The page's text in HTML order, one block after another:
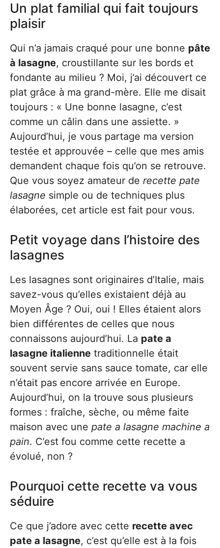
Un plat familial qui fait toujours
plaisir
Qui n’a jamais craqué pour une bonne pâte
à lasagne, croustillante sur les bords et
fondante au milieu ? Moi, j’ai découvert ce
plat grâce à ma grand-mère. Elle me disait
toujours : « Une bonne lasagne, c’est
comme un câlin dans une assiette. »
Aujourd’hui, je vous partage ma version
testée et approuvée – celle que mes amis
demandent chaque fois qu’on se retrouve.
Que vous soyez amateur de recette pate
lasagne simple ou de techniques plus
élaborées, cet article est fait pour vous.
Petit voyage dans l’histoire des
lasagnes
Les lasagnes sont originaires d’Italie, mais
savez-vous qu’elles existaient déjà au
Moyen Âge ? Oui, oui ! Elles étaient alors
bien différentes de celles que nous
connaissons aujourd’hui. La pate a
lasagne italienne traditionnelle était
souvent servie sans sauce tomate, car elle
n’était pas encore arrivée en Europe.
Aujourd’hui, on la trouve sous plusieurs
formes : fraîche, sèche, ou même faite
maison avec une pate a lasagne machine a
pain. C’est fou comme cette recette a
évolué, non ?
Pourquoi cette recette va vous
séduire
Ce que j’adore avec cette recette avec
pate a lasagne, c’est qu’elle est à la fois